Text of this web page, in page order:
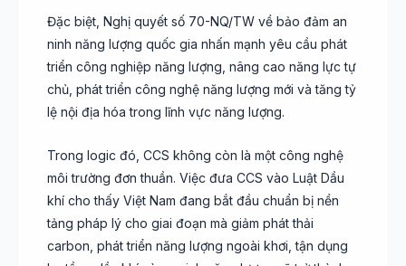
Đặc biệt, Nghị quyết số 70-NQ/TW về bảo đảm an
ninh năng lượng quốc gia nhấn mạnh yêu cầu phát
triển công nghiệp năng lượng, nâng cao năng lực tự
chủ, phát triển công nghệ năng lượng mới và tăng tỷ
lệ nội địa hóa trong lĩnh vực năng lượng.
Trong logic đó, CCS không còn là một công nghệ
môi trường đơn thuần. Việc đưa CCS vào Luật Dầu
khí cho thấy Việt Nam đang bắt đầu chuẩn bị nền
tảng pháp lý cho giai đoạn mà giảm phát thải
carbon, phát triển năng lượng ngoài khơi, tận dụng